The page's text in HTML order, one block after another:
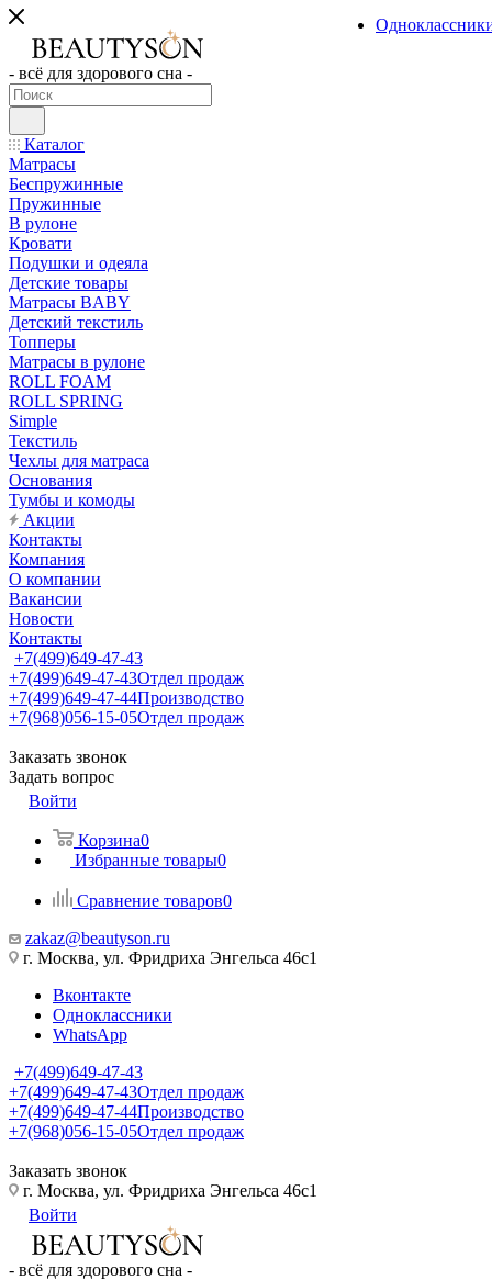
- всё для здорового сна -
Каталог
Матрасы
Беспружинные
Пружинные
В рулоне
Кровати
Подушки и одеяла
Детские товары
Матрасы BABY
Детский текстиль
Топперы
Матрасы в рулоне
ROLL FOAM
ROLL SPRING
Simple
Текстиль
Чехлы для матраса
Основания
Тумбы и комоды
Акции
Контакты
Компания
О компании
Вакансии
Новости
Контакты
+7(499)649-47-43
+7(499)649-47-43Отдел продаж
+7(499)649-47-44Производство
+7(968)056-15-05Отдел продаж
Заказать звонок
Задать вопрос
Войти
Корзина0
Избранные товары0
Сравнение товаров0
zakaz@beautyson.ru
г. Москва, ул. Фридриха Энгельса 46с1
Вконтакте
Одноклассники
WhatsApp
+7(499)649-47-43
+7(499)649-47-43Отдел продаж
+7(499)649-47-44Производство
+7(968)056-15-05Отдел продаж
Заказать звонок
г. Москва, ул. Фридриха Энгельса 46с1
Войти
- всё для здорового сна -